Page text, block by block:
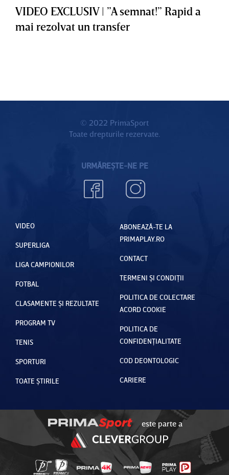
VIDEO EXCLUSIV | ”A semnat!” Rapid a
mai rezolvat un transfer
© 2022 PrimaSport
Toate drepturile rezervate.
URMĂREȘTE-NE PE
VIDEO
SUPERLIGA
LIGA CAMPIONILOR
FOTBAL
CLASAMENTE ȘI REZULTATE
PROGRAM TV
TENIS
SPORTURI
TOATE ȘTIRILE
ABONEAZĂ-TE LA
PRIMAPLAY.RO
CONTACT
TERMENI ȘI CONDIȚII
POLITICA DE COLECTARE
ACORD COOKIE
POLITICA DE
CONFIDENȚIALITATE
COD DEONTOLOGIC
CARIERE
este parte a